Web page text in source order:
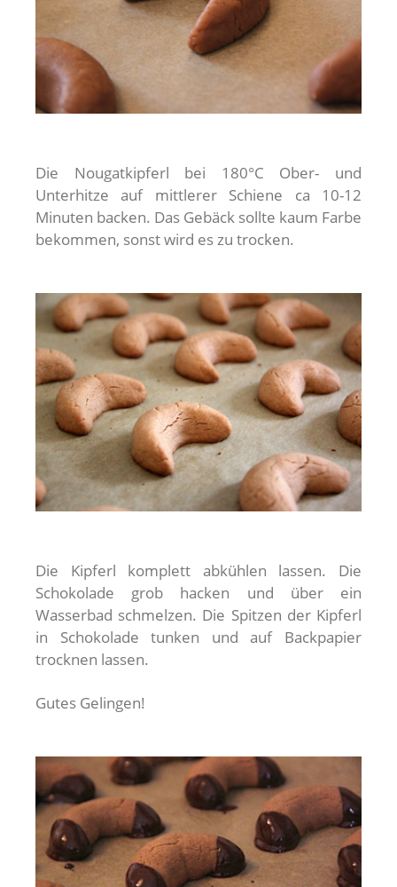
Die Nougatkipferl bei 180°C Ober- und
Unterhitze auf mittlerer Schiene ca 10-12
Minuten backen. Das Gebäck sollte kaum Farbe
bekommen, sonst wird es zu trocken.
Die Kipferl komplett abkühlen lassen. Die
Schokolade grob hacken und über ein
Wasserbad schmelzen. Die Spitzen der Kipferl
in Schokolade tunken und auf Backpapier
trocknen lassen.
Gutes Gelingen!